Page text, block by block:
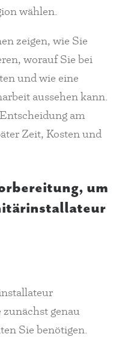
wählen.
zeigen, wie Sie
worauf Sie bei
und wie eine
aussehen kann.
am
Zeit, Kosten und
um
genau
Sie benötigen.